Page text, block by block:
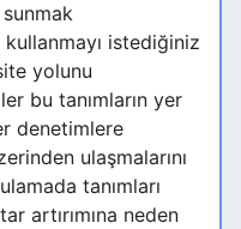
sunmak
istediğiniz
yolunu
bu tanımların yer
denetimlere
ulaşmalarını
tanımları
artırımına neden